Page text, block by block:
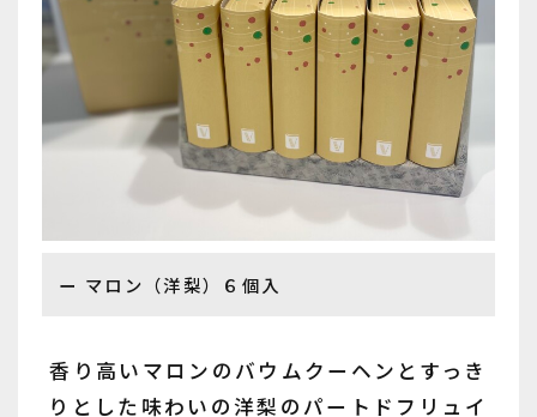
マロン（洋梨）６個入
香り高いマロンのバウムクーヘンとすっき
りとした味わいの洋梨のパートドフリュイ